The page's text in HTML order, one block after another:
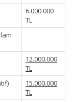
6.000.000
TL
12.000.000
TL
15.000.000
TL